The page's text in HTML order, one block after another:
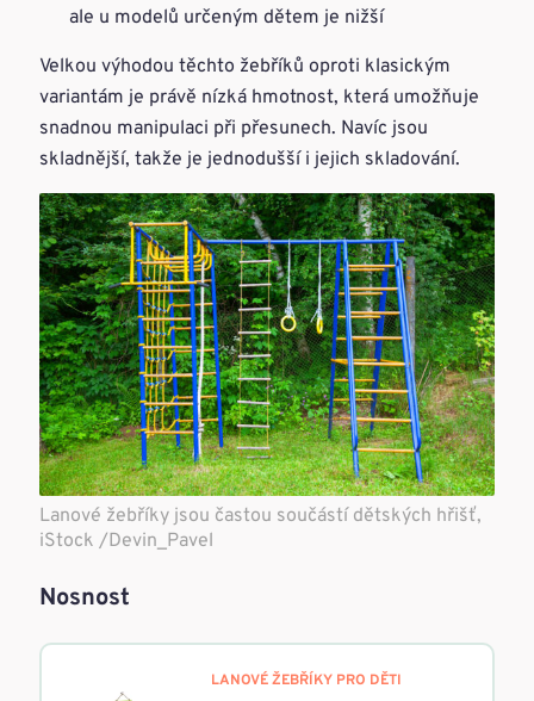
ale u modelů určeným dětem je nižší
Velkou výhodou těchto žebříků oproti klasickým
variantám je právě nízká hmotnost, která umožňuje
snadnou manipulaci při přesunech. Navíc jsou
skladnější, takže je jednodušší i jejich skladování.
Lanové žebříky jsou častou součástí dětských hřišť,
iStock /Devin_Pavel
Nosnost
LANOVÉ ŽEBŘÍKY PRO DĚTI